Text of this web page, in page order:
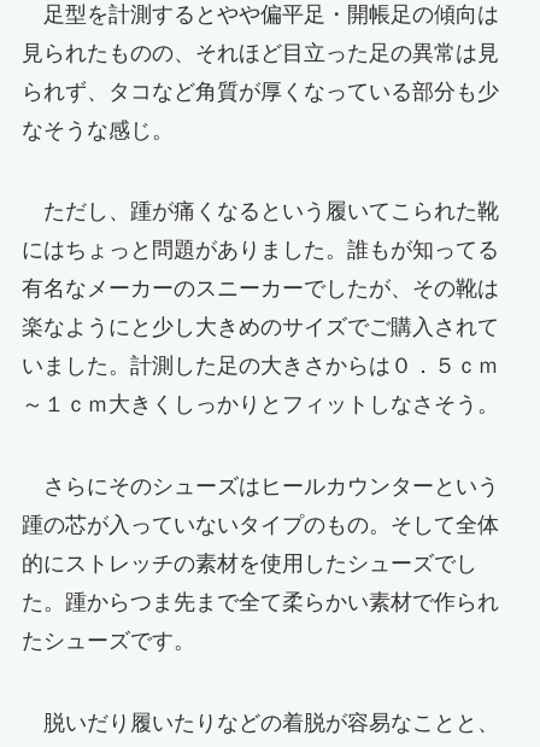
足型を計測するとやや偏平足・開帳足の傾向は
見られたものの、それほど目立った足の異常は見
られず、タコなど角質が厚くなっている部分も少
なそうな感じ。
ただし、踵が痛くなるという履いてこられた靴
にはちょっと問題がありました。誰もが知ってる
有名なメーカーのスニーカーでしたが、その靴は
楽なようにと少し大きめのサイズでご購入されて
いました。計測した足の大きさからは０．５ｃｍ
～１ｃｍ大きくしっかりとフィットしなさそう。
さらにそのシューズはヒールカウンターという
踵の芯が入っていないタイプのもの。そして全体
的にストレッチの素材を使用したシューズでし
た。踵からつま先まで全て柔らかい素材で作られ
たシューズです。
脱いだり履いたりなどの着脱が容易なことと、